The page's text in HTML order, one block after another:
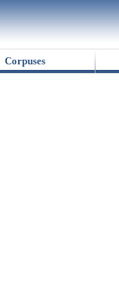
Corpuses